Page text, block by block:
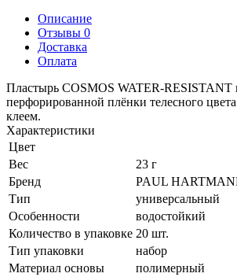
Описание
Отзывы 0
Доставка
Оплата
Пластырь COSMOS WATER-RESISTANT
перфорированной плёнки телесного
клеем.
Характеристики
Цвет
Вес
23 г
Бренд
PAUL
Тип
универсальный
Особенности
водостойкий
Количество в упаковке 20 шт.
Тип упаковки
набор
Материал основы
полимерный